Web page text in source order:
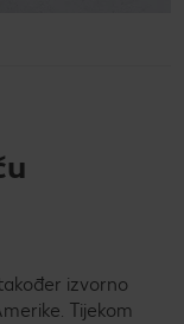
izvorno
Tijekom